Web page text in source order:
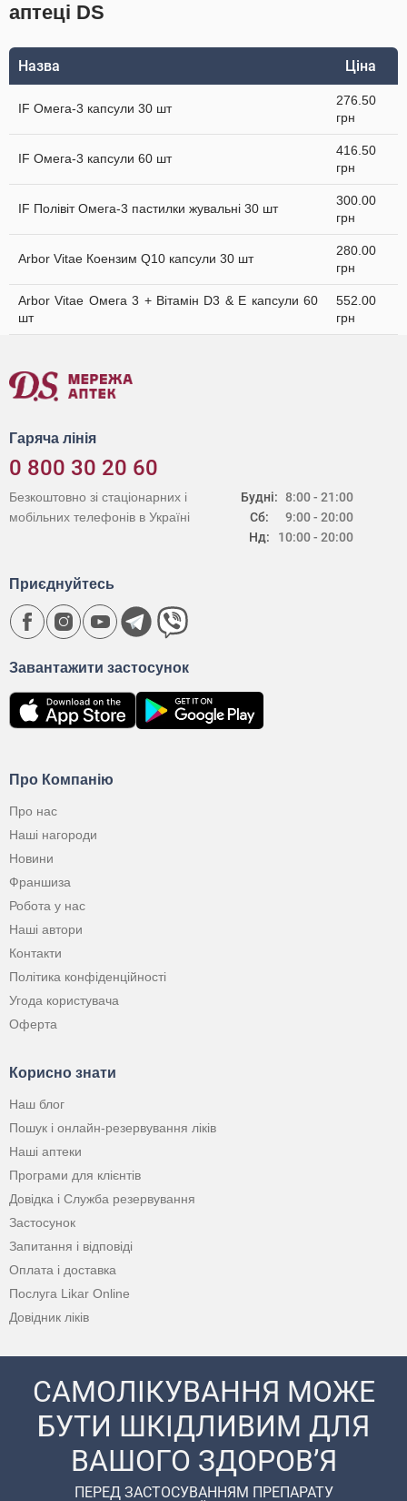
аптеці DS
Назва Ціна
IF Омега-3 капсули 30 шт
276.50
грн
IF Омега-3 капсули 60 шт
416.50
грн
IF Полівіт Омега-3 пастилки жувальні 30 шт
300.00
грн
Arbor Vitae Коензим Q10 капсули 30 шт
280.00
грн
Arbor Vitae Омега 3 + Вітамін D3 & Е капсули 60
шт
552.00
грн
Гаряча лінія
0 800 30 20 60
Будні:
Сб:
Нд:
8:00 - 21:00
9:00 - 20:00
10:00 - 20:00
Безкоштовно зі стаціонарних і
мобільних телефонів в Україні
Про Компанію
Про нас
Наші нагороди
Новини
Франшиза
Робота у нас
Наші автори
Контакти
Політика конфіденційності
Угода користувача
Оферта
Корисно знати
Наш блог
Пошук і онлайн-резервування ліків
Наші аптеки
Програми для клієнтів
Довідка і Служба резервування
Застосунок
Запитання і відповіді
Оплата і доставка
Послуга Likar Online
Довідник ліків
Завантажити застосунок
Приєднуйтесь
САМОЛІКУВАННЯ МОЖЕ
БУТИ ШКІДЛИВИМ ДЛЯ
ВАШОГО ЗДОРОВ’Я
ПЕРЕД ЗАСТОСУВАННЯМ ПРЕПАРАТУ